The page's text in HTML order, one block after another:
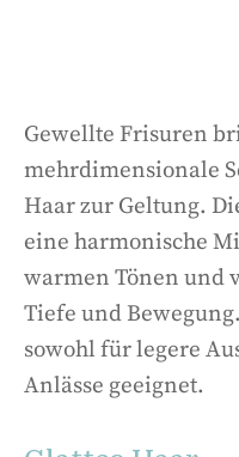
Gewellte Frisuren
mehrdimensionale
Haar zur Geltung.
eine harmonische
warmen Tönen und
Tiefe und
sowohl für legere
Anlässe geeignet.